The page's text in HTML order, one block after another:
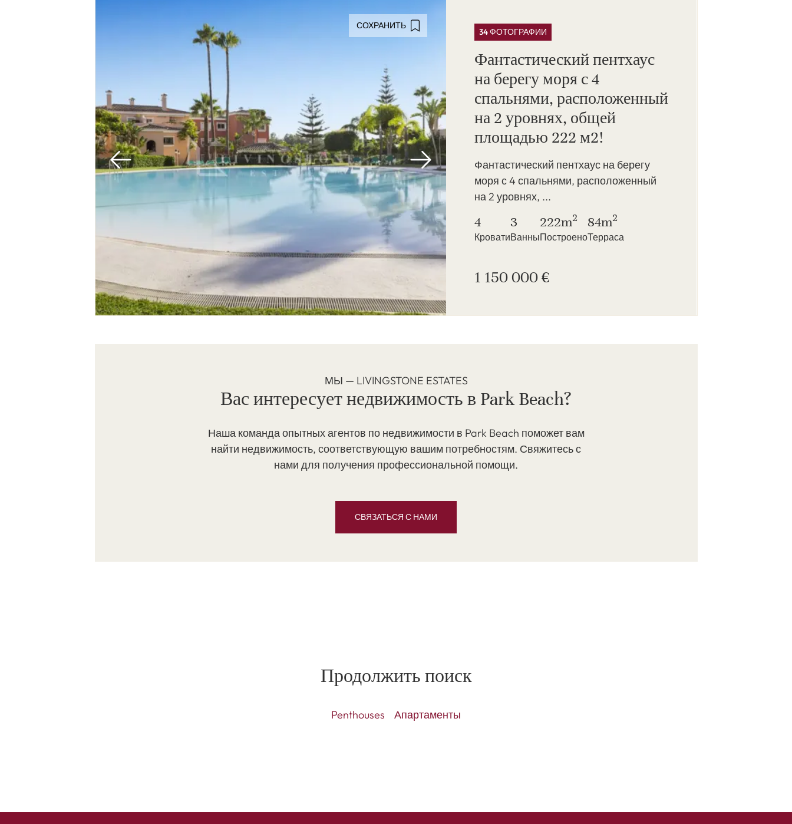
СОХРАНИТЬ
34 ФОТОГРАФИИ
Фантастический пентхаус
на берегу моря с 4
спальнями, расположенный
на 2 уровнях, общей
площадью 222 м2!
Фантастический пентхаус на берегу
моря с 4 спальнями, расположенный
на 2 уровнях, ...
4
Кровати
3
Ванны
222m2
Построено
84m2
Терраса
1 150 000 €
МЫ — LIVINGSTONE ESTATES
Вас интересует недвижимость в Park Beach?
Наша команда опытных агентов по недвижимости в Park Beach поможет вам
найти недвижимость, соответствующую вашим потребностям. Свяжитесь с
нами для получения профессиональной помощи.
СВЯЗАТЬСЯ С НАМИ
Продолжить поиск
Penthouses Апартаменты